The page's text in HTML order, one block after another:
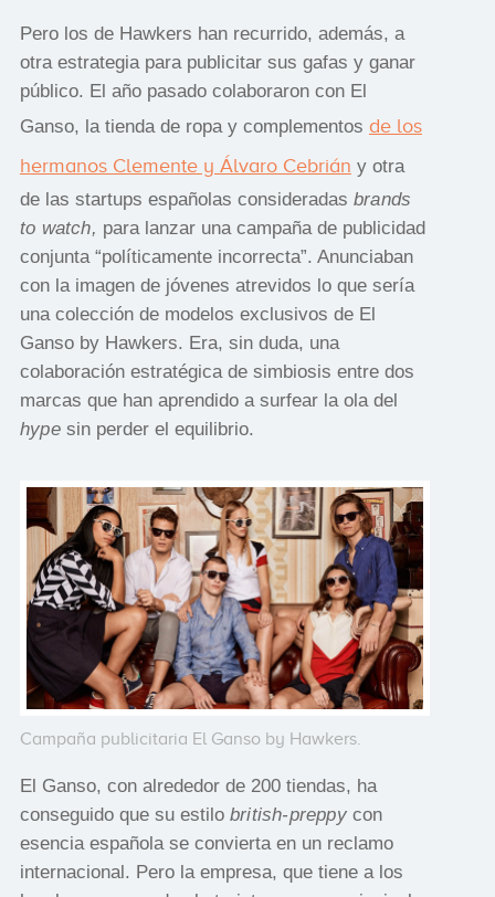
Pero los de Hawkers han recurrido, además, a
otra estrategia para publicitar sus gafas y ganar
público. El año pasado colaboraron con El
Ganso, la tienda de ropa y complementos de los
hermanos Clemente y Álvaro Cebrián y otra
de las startups españolas consideradas brands
to watch, para lanzar una campaña de publicidad
conjunta “políticamente incorrecta”. Anunciaban
con la imagen de jóvenes atrevidos lo que sería
una colección de modelos exclusivos de El
Ganso by Hawkers. Era, sin duda, una
colaboración estratégica de simbiosis entre dos
marcas que han aprendido a surfear la ola del
hypesin perder el equilibrio.
Campaña publicitaria El Ganso by Hawkers.
El Ganso, con alrededor de 200 tiendas, ha
conseguido que su estilo british-preppycon
esencia española se convierta en un reclamo
internacional. Pero la empresa, que tiene a los